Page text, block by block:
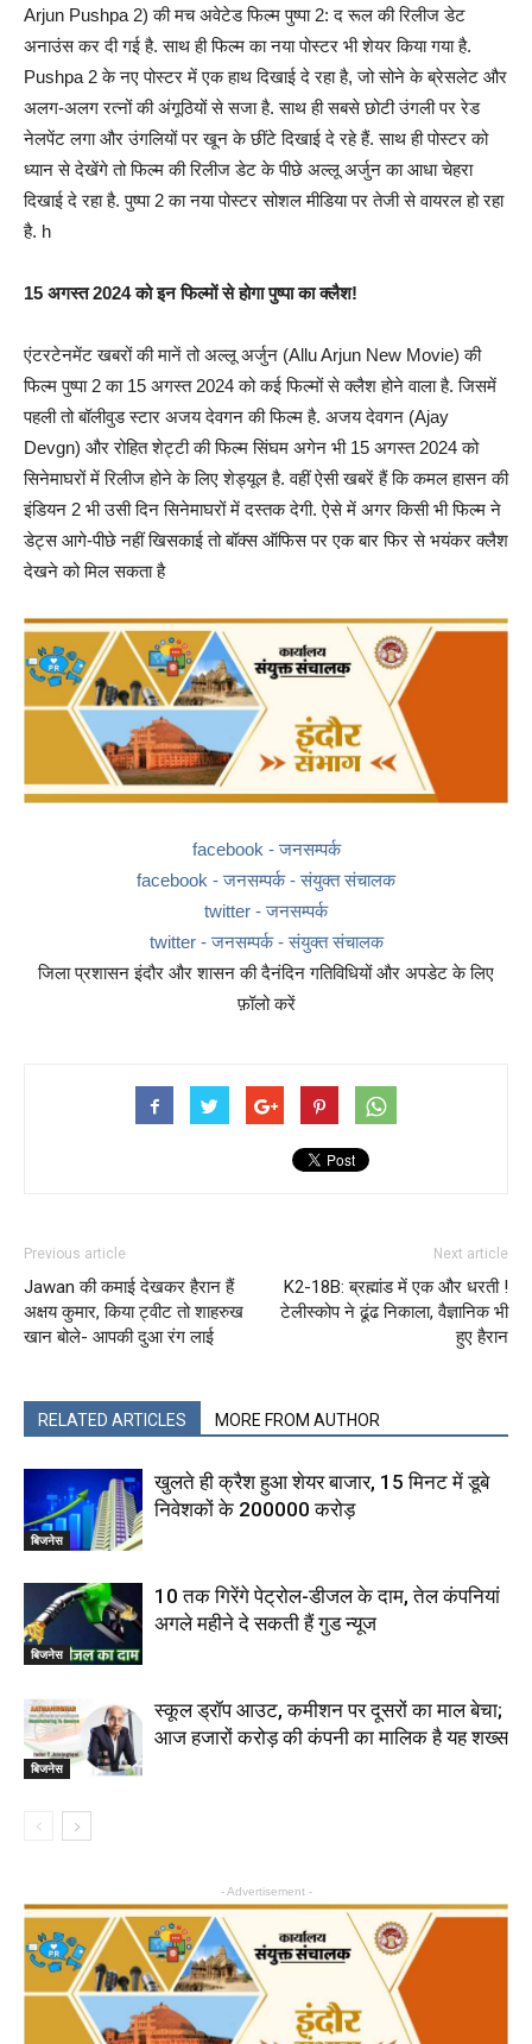
Arjun Pushpa 2) की मच अवेटेड फिल्म पुष्पा 2: द रूल की रिलीज डेट
अनाउंस कर दी गई है. साथ ही फिल्म का नया पोस्टर भी शेयर किया गया है.
Pushpa 2 के नए पोस्टर में एक हाथ दिखाई दे रहा है, जो सोने के ब्रेसलेट और
अलग-अलग रत्नों की अंगूठियों से सजा है. साथ ही सबसे छोटी उंगली पर रेड
नेलपेंट लगा और उंगलियों पर खून के छींटे दिखाई दे रहे हैं. साथ ही पोस्टर को
ध्यान से देखेंगे तो फिल्म की रिलीज डेट के पीछे अल्लू अर्जुन का आधा चेहरा
दिखाई दे रहा है. पुष्पा 2 का नया पोस्टर सोशल मीडिया पर तेजी से वायरल हो रहा
है. h
15 अगस्त 2024 को इन फिल्मों से होगा पुष्पा का क्लैश!
एंटरटेनमेंट खबरों की मानें तो अल्लू अर्जुन (Allu Arjun New Movie) की
फिल्म पुष्पा 2 का 15 अगस्त 2024 को कई फिल्मों से क्लैश होने वाला है. जिसमें
पहली तो बॉलीवुड स्टार अजय देवगन की फिल्म है. अजय देवगन (Ajay
Devgn) और रोहित शेट्टी की फिल्म सिंघम अगेन भी 15 अगस्त 2024 को
सिनेमाघरों में रिलीज होने के लिए शेड्यूल है. वहीं ऐसी खबरें हैं कि कमल हासन की
इंडियन 2 भी उसी दिन सिनेमाघरों में दस्तक देगी. ऐसे में अगर किसी भी फिल्म ने
डेट्स आगे-पीछे नहीं खिसकाई तो बॉक्स ऑफिस पर एक बार फिर से भयंकर क्लैश
देखने को मिल सकता है
facebook - जनसम्पर्क
facebook - जनसम्पर्क - संयुक्त संचालक
twitter - जनसम्पर्क
twitter - जनसम्पर्क - संयुक्त संचालक
जिला प्रशासन इंदौर और शासन की दैनंदिन गतिविधियों और अपडेट के लिए
फ़ॉलो करें
Previous article
Jawan की कमाई देखकर हैरान हैं
अक्षय कुमार, किया ट्वीट तो शाहरुख
खान बोले- आपकी दुआ रंग लाई
Next article
K2-18B: ब्रह्मांड में एक और धरती !
टेलीस्कोप ने ढूंढ निकाला, वैज्ञानिक भी
हुए हैरान
RELATED ARTICLES MORE FROM AUTHOR
बिजनेस
खुलते ही क्रैश हुआ शेयर बाजार, 15 मिनट में डूबे
निवेशकों के ₹200000 करोड़
बिजनेस
10 तक गिरेंगे पेट्रोल-डीजल के दाम, तेल कंपनियां
अगले महीने दे सकती हैं गुड न्यूज
बिजनेस
स्‍कूल ड्रॉप आउट, कमीशन पर दूसरों का माल बेचा;
आज हजारों करोड़ की कंपनी का माल‍िक है यह शख्‍स
- Advertisement -